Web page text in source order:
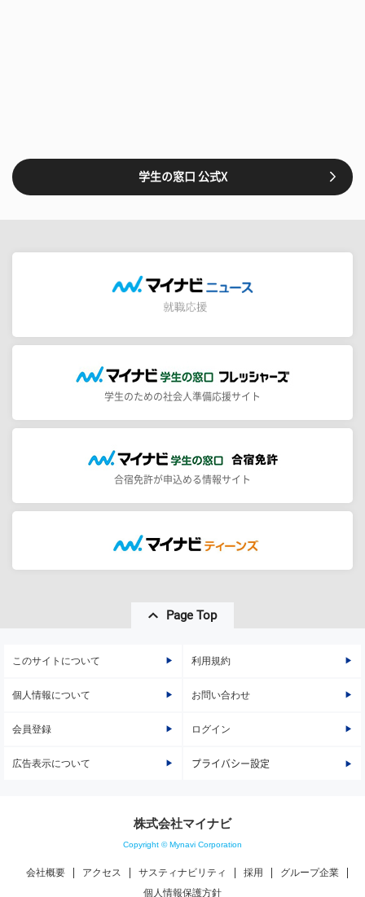
学生の窓口 公式X
学生のための社会人準備応援サイト
合宿免許が申込める情報サイト
Page Top
このサイトについて 利用規約
個人情報について お問い合わせ
会員登録 ログイン
広告表示について プライバシー設定
株式会社マイナビ
Copyright © Mynavi Corporation
会社概要 アクセス サスティナビリティ 採用
グループ企業
個人情報保護方針